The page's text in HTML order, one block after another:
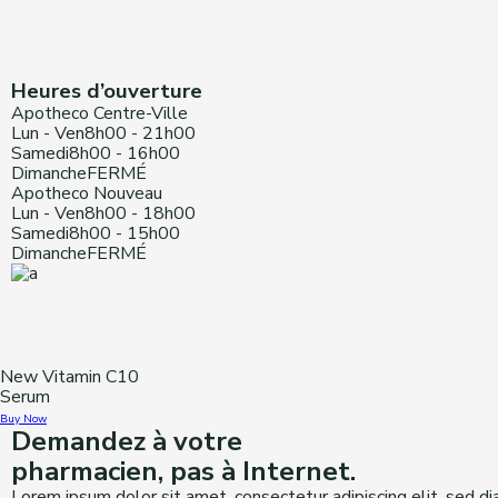
Heures d’ouverture
Apotheco Centre-Ville
Lun - Ven8h00 - 21h00
Samedi8h00 - 16h00
DimancheFERMÉ
Apotheco Nouveau
Lun - Ven8h00 - 18h00
Samedi8h00 - 15h00
DimancheFERMÉ
New Vitamin C10
Serum
Buy Now
Demandez à votre
pharmacien, pas à Internet.